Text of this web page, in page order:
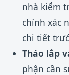
nhà kiểm
chính xác
chi tiết
Tháo lắp
phận cần